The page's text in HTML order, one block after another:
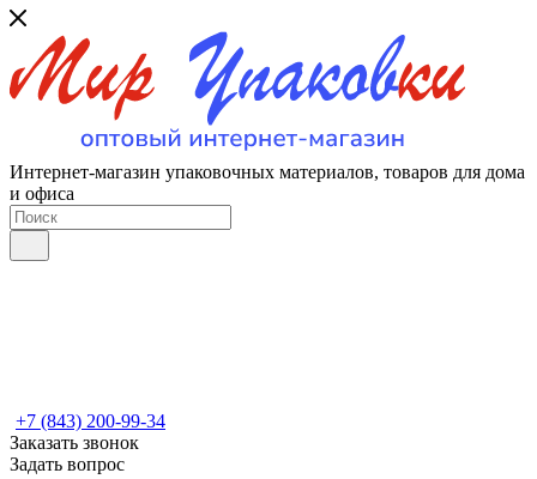
Интернет-магазин упаковочных материалов, товаров для дома
и офиса
+7 (843) 200-99-34
Заказать звонок
Задать вопрос